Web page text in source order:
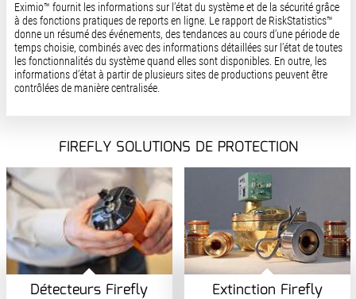
Eximio™ fournit les informations sur l’état du système et de la sécurité grâce
à des fonctions pratiques de reports en ligne. Le rapport de RiskStatistics™
donne un résumé des événements, des tendances au cours d’une période de
temps choisie, combinés avec des informations détaillées sur l’état de toutes
les fonctionnalités du système quand elles sont disponibles. En outre, les
informations d’état à partir de plusieurs sites de productions peuvent être
contrôlées de manière centralisée.
FIREFLY SOLUTIONS DE PROTECTION
Détecteurs Firefly Extinction Firefly